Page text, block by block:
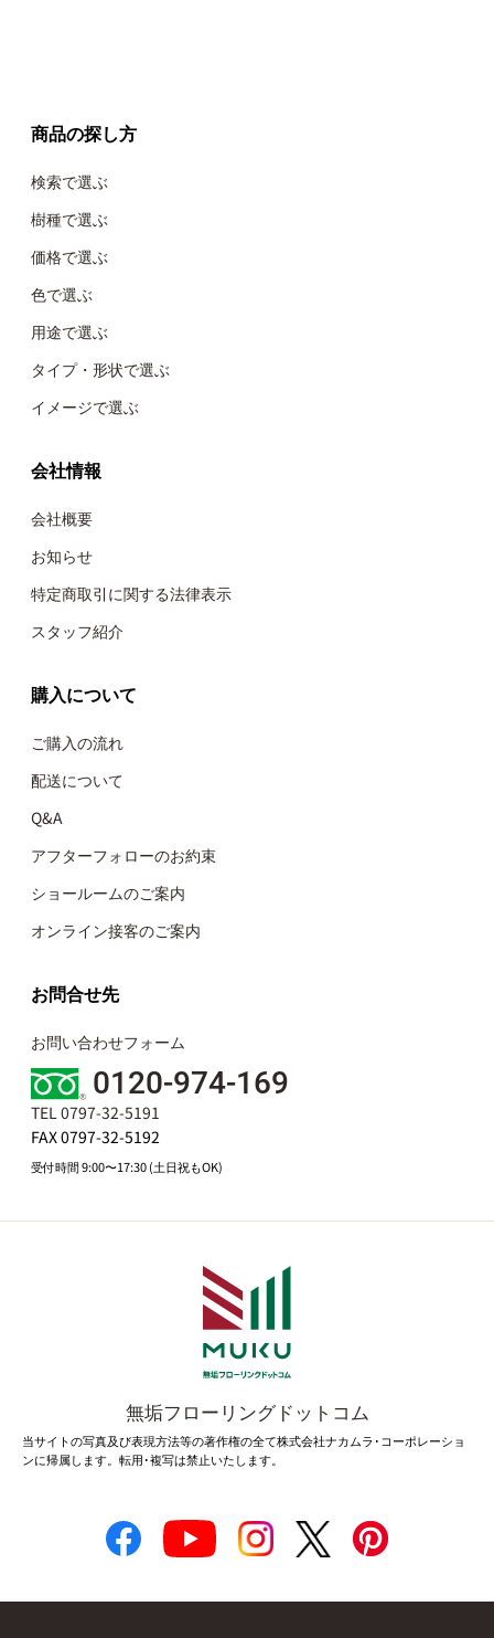
商品の探し方
検索で選ぶ
樹種で選ぶ
価格で選ぶ
色で選ぶ
用途で選ぶ
タイプ・形状で選ぶ
イメージで選ぶ
会社情報
会社概要
お知らせ
特定商取引に関する法律表示
スタッフ紹介
購入について
ご購入の流れ
配送について
Q&A
アフターフォローのお約束
ショールームのご案内
オンライン接客のご案内
お問合せ先
お問い合わせフォーム
0120-974-169
TEL 0797-32-5191
FAX 0797-32-5192
受付時間 9:00〜17:30 (土日祝もOK)
無垢フローリングドットコム
当サイトの写真及び表現方法等の著作権の全て株式会社ナカムラ･コーポレーショ
ンに帰属します。転用･複写は禁止いたします。